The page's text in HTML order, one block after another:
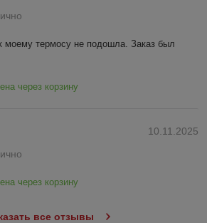
моему термосу не подошла. Заказ был
через корзину
10.11.2025
через корзину
все отзывы